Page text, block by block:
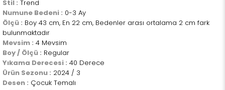
Stil : Trend
Numune Bedeni : 0-3 Ay
Ölçü : Boy 43 cm, En 22 cm, Bedenler arası ortalama 2 cm fark
bulunmaktadır
Mevsim : 4 Mevsim
Boy / Ölçü : Regular
Yıkama Derecesi : 40 Derece
Ürün Sezonu : 2024 / 3
Desen : Çocuk Temalı